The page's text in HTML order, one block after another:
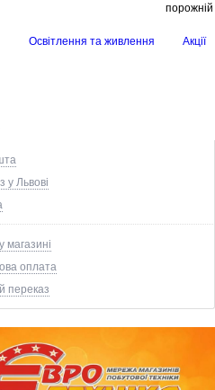
порожній
Освітлення та живлення Акції
у Львові
магазині
оплата
переказ